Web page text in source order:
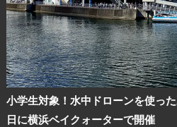
小学生対象！水中ドローンを使っ
日に横浜ベイクォーターで開催